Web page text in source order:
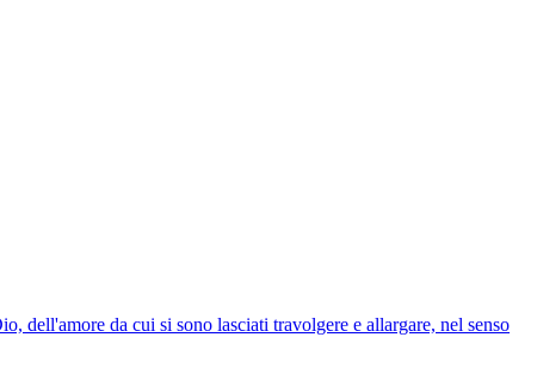
dell'amore da cui si sono lasciati travolgere e allargare, nel senso